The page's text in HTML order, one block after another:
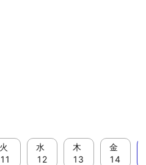
火
11
水
12
木
13
金
14